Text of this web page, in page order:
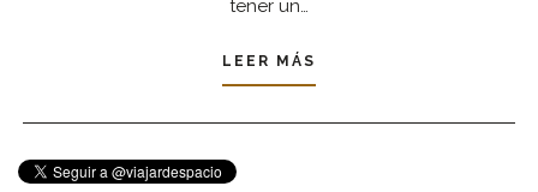
tener un…
LEER MÁS